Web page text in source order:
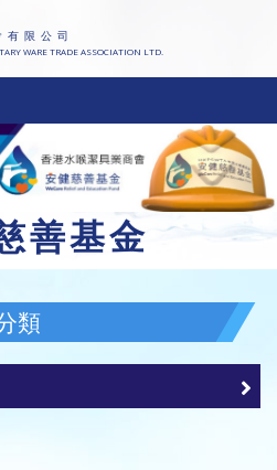
有 限 公 司
WARE TRADE ASSOCIATION LTD.
善基金
類